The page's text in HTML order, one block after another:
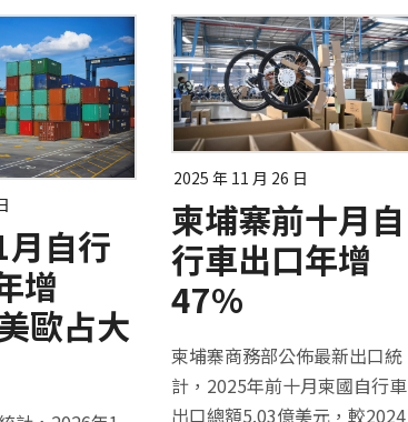
自行
增
歐占大
2025 年 11 月 26 日
柬埔寨前十月自
行車出口年增
47%
柬埔寨商務部公佈最新出口統
計，2025年前十月柬國自行車
出口總額5.03億美元，較2024